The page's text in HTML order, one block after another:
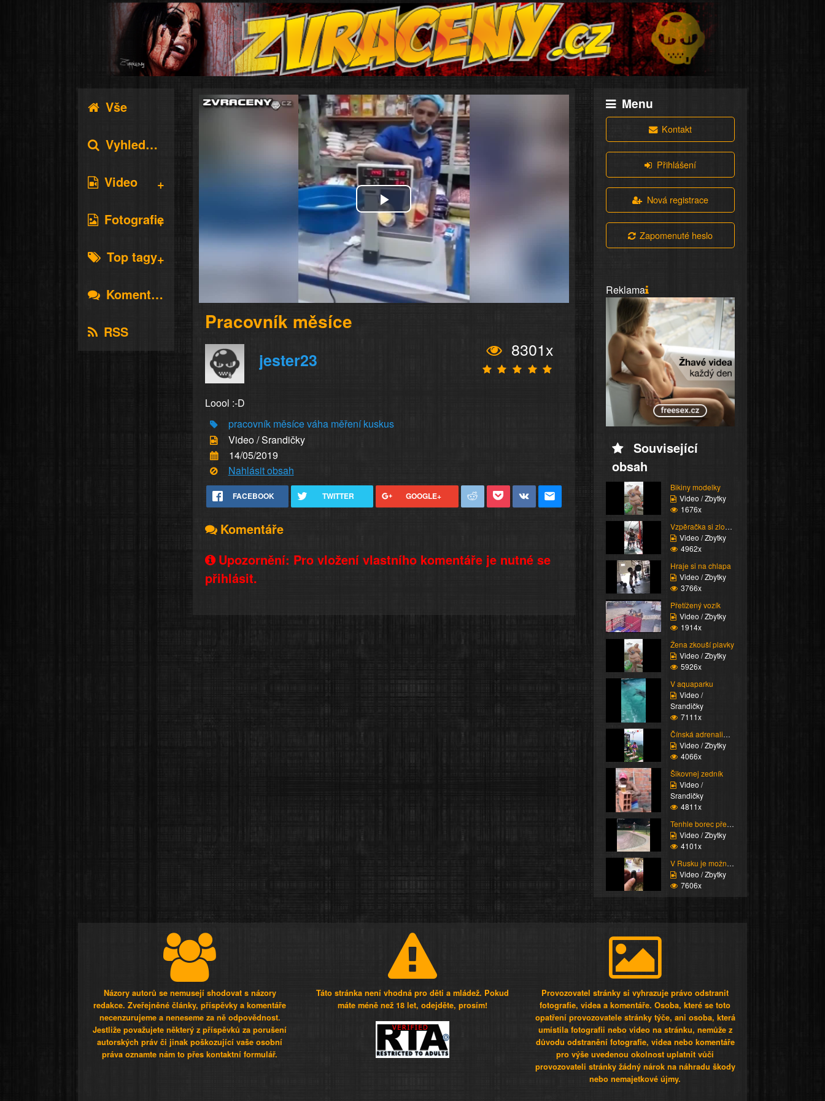
Vše
Vyhledávání
Video
Fotografie
Top tagy
Komentáře
RSS
Play
Video
Pracovník měsíce
jester23
8301x
Loool :-D
pracovník měsíceváha měření kuskus
Video / Srandičky
14/05/2019
Nahlásit obsah
FACEBOOK TWITTER GOOGLE+
Komentáře
Upozornění: Pro vložení vlastního komentáře je nutné se
přihlásit.
Menu
Kontakt
Přihlášení
Nová registrace
Zapomenuté heslo
Reklama
Související
obsah
Bikiny modelky
Video / Zbytky
1676x
Vzpěračka si zlomí vaz
Video / Zbytky
4962x
Hraje si na chlapa
Video / Zbytky
3766x
Přetížený vozík
Video / Zbytky
1914x
Žena zkouší plavky
Video / Zbytky
5926x
V aquaparku
Video /
Srandičky
7111x
Čínská adrenalinová at...
Video / Zbytky
4066x
Šikovnej zedník
Video /
Srandičky
4811x
Tenhle borec předvedl ...
Video / Zbytky
4101x
V Rusku je možné vážně...
Video / Zbytky
7606x
Názory autorů se nemusejí shodovat s názory
redakce. Zveřejněné články, příspěvky a komentáře
necenzurujeme a neneseme za ně odpovědnost.
Jestliže považujete některý z příspěvků za porušení
autorských práv či jinak poškozující vaše osobní
práva oznamte nám to přes kontaktní formulář.
Táto stránka není vhodná pro děti a mládež. Pokud
máte méně než 18 let, odejděte, prosím!
Provozovatel stránky si vyhrazuje právo odstranit
fotografie, videa a komentáře. Osoba, které se toto
opatření provozovatele stránky týče, ani osoba, která
umístila fotografii nebo video na stránku, nemůže z
důvodu odstranění fotografie, videa nebo komentáře
pro výše uvedenou okolnost uplatnit vůči
provozovateli stránky žádný nárok na náhradu škody
nebo nemajetkové újmy.